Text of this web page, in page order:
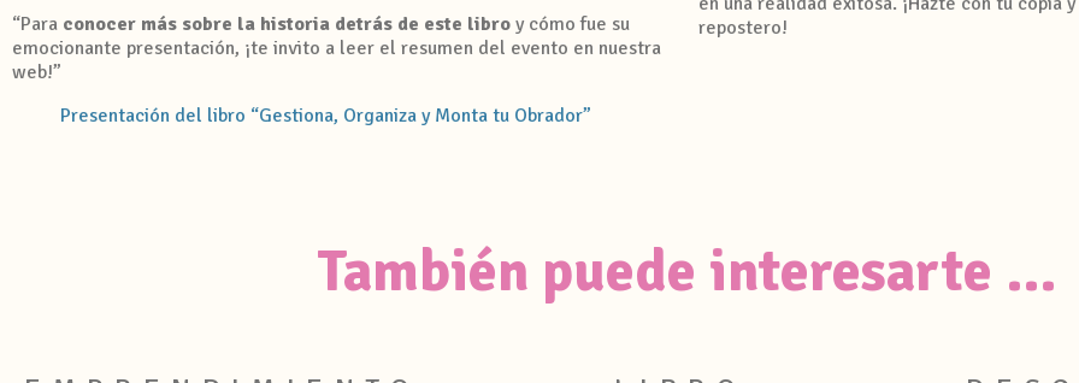
“Para conocer más sobre la historia detrás de este libro y cómo fue su
emocionante presentación, ¡te invito a leer el resumen del evento en nuestra
web!”
Presentación del libro “Gestiona, Organiza y Monta tu Obrador”
repostero!
También puede interesarte …